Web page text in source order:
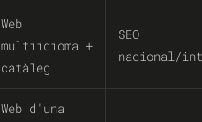
Web
multiidioma +
catàleg
SEO
nacional/
Web d'una